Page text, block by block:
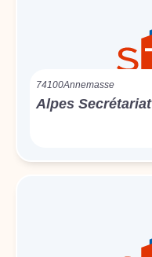
74100Annemasse
Alpes Secrétariat